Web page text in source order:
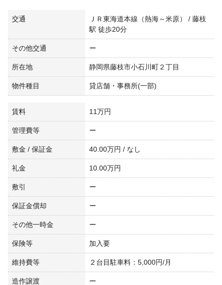
交通
ＪＲ東海道本線（熱海～米原） / 藤枝
駅 徒歩20分
その他交通 ー
所在地 静岡県藤枝市小石川町２丁目
物件種目 貸店舗・事務所(一部)
賃料 11万円
管理費等 ー
敷金 / 保証金 40.00万円 / なし
礼金 10.00万円
敷引 ー
保証金償却 ー
その他一時金 ー
保険等 加入要
維持費等 ２台目駐車料：5,000円/月
造作譲渡 ー